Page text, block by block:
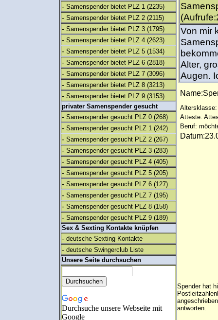
- Samenspender bietet PLZ 1 (2235)
- Samenspender bietet PLZ 2 (2115)
- Samenspender bietet PLZ 3 (1795)
- Samenspender bietet PLZ 4 (2623)
- Samenspender bietet PLZ 5 (1534)
- Samenspender bietet PLZ 6 (2818)
- Samenspender bietet PLZ 7 (3096)
- Samenspender bietet PLZ 8 (3213)
- Samenspender bietet PLZ 9 (3153)
privater Samenspender gesucht
- Samenspender gesucht PLZ 0 (268)
- Samenspender gesucht PLZ 1 (242)
- Samenspender gesucht PLZ 2 (267)
- Samenspender gesucht PLZ 3 (283)
- Samenspender gesucht PLZ 4 (405)
- Samenspender gesucht PLZ 5 (205)
- Samenspender gesucht PLZ 6 (127)
- Samenspender gesucht PLZ 7 (195)
- Samenspender gesucht PLZ 8 (158)
- Samenspender gesucht PLZ 9 (189)
Sex & Sexting Kontakte knüpfen
- deutsche Sexting Kontakte
- deutsche Swingerclub Liste
Unsere Seite durchsuchen
Durchsuche unsere Webseite mit
Google
Von mir
Alter,
Augen.
Altersklasse:
Atteste:
Beruf:
Spender hat
antworten.